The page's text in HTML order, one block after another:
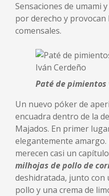
Sensaciones de umami
por derecho y
comensales.
Paté de pimientos
Un nuevo póker de
encuadra dentro de la
Majados. En primer
elegantemente
merecen casi un
milhojas de pollo de
deshidratada, junto con
pollo y una crema de